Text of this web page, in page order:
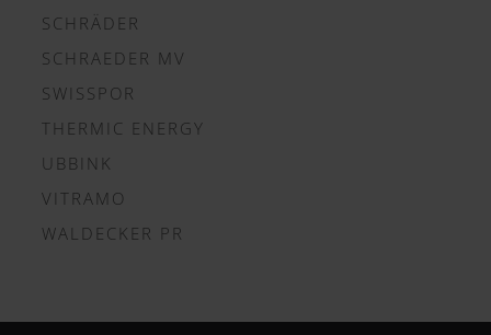
SCHRÄDER
SCHRAEDER MV
SWISSPOR
THERMIC ENERGY
UBBINK
VITRAMO
WALDECKER PR